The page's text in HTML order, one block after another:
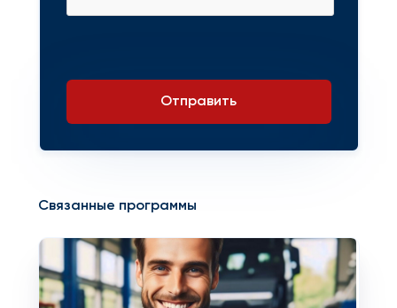
Отправить
Связанные программы